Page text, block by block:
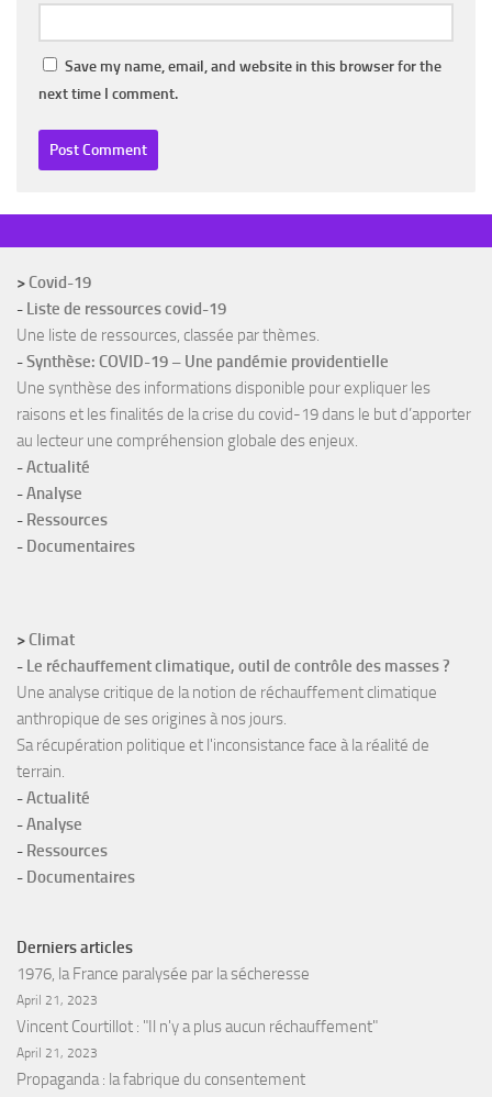
Save my name, email, and website in this browser for the
next time I comment.
>Covid-19
- Liste de ressources covid-19
Une liste de ressources, classée par thèmes.
-Synthèse: COVID-19 – Une pandémie providentielle
Une synthèse des informations disponible pour expliquer les
raisons et les finalités de la crise du covid-19 dans le but d’apporter
au lecteur une compréhension globale des enjeux.
-Actualité
-Analyse
- Ressources
- Documentaires
>Climat
- Le réchauffement climatique, outil de contrôle des masses ?
Une analyse critique de la notion de réchauffement climatique
anthropique de ses origines à nos jours.
Sa récupération politique et l'inconsistance face à la réalité de
terrain.
-Actualité
-Analyse
- Ressources
- Documentaires
Derniers articles
1976, la France paralysée par la sécheresse
April 21, 2023
Vincent Courtillot : "Il n'y a plus aucun réchauffement"
April 21, 2023
Propaganda : la fabrique du consentement